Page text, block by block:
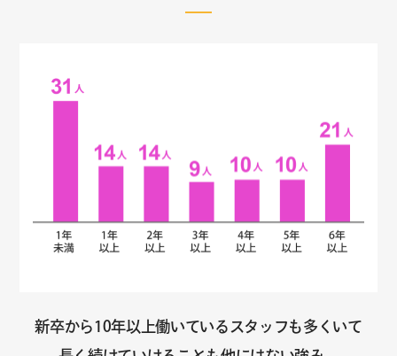
新卒から10年以上働いているスタッフも多くいて